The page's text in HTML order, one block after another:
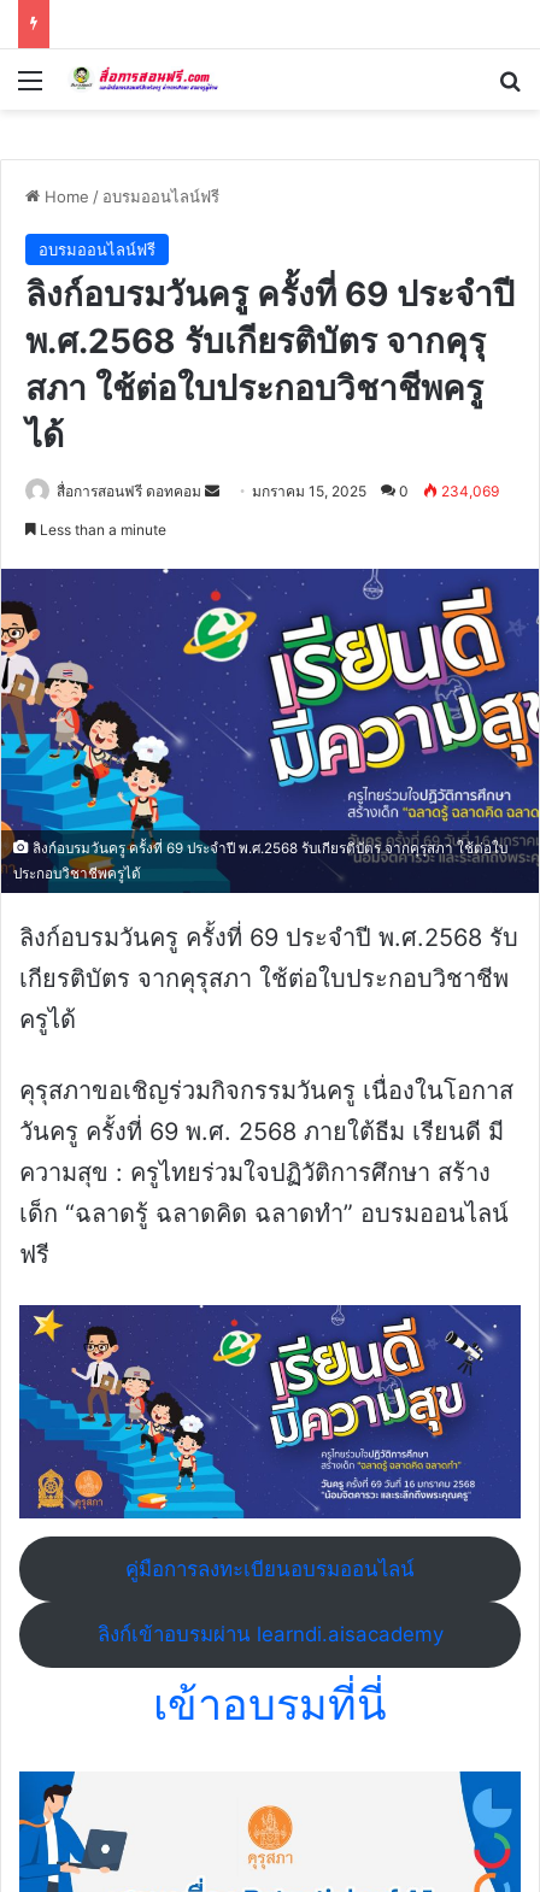
Menu
Home / อบรมออนไลน์ฟรี
อบรมออนไลน์ฟรี
ลิงก์อบรมวันครู ครั้งที่ 69 ประจำปี
พ.ศ.2568 รับเกียรติบัตร จากคุรุ
สภา ใช้ต่อใบประกอบวิชาชีพครู
ได้
สื่อการสอนฟรี ดอทคอม
Sendมกราคม 15, 2025 0 234,069
Less than a minute
ลิงก์อบรมวันครู ครั้งที่ 69 ประจำปี พ.ศ.2568 รับเกียรติบัตร จากคุรุสภา ใช้ต่อใบ
ประกอบวิชาชีพครูได้
ลิงก์อบรมวันครู ครั้งที่ 69 ประจำปี พ.ศ.2568 รับ
เกียรติบัตร จากคุรุสภา ใช้ต่อใบประกอบวิชาชีพ
ครูได้
คุรุสภาขอเชิญร่วมกิจกรรมวันครู เนื่องในโอกาส
วันครู ครั้งที่ 69 พ.ศ. 2568 ภายใต้ธีม เรียนดี มี
ความสุข : ครูไทยร่วมใจปฏิวัติการศึกษา สร้าง
เด็ก “ฉลาดรู้ ฉลาดคิด ฉลาดทำ” อบรมออนไลน์
ฟรี
คู่มือการลงทะเบียนอบรมออนไลน์
ลิงก์เข้าอบรมผ่าน learndi.aisacademy
เข้าอบรมที่นี่